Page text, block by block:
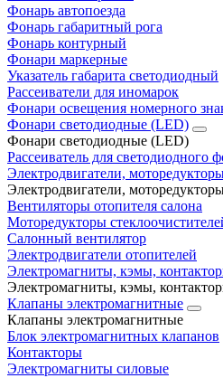
Фонарь автопоезда
Фонарь габаритный рога
Фонарь контурный
Фонари маркерные
Указатель габарита светодиодный
Рассеиватели для иномарок
Фонари освещения номерного
Фонари светодиодные (LED)
Фонари светодиодные (LED)
Рассеиватель для светодиодного
Электродвигатели,
Электродвигатели,
Вентиляторы отопителя салона
Моторедукторы
Салонный вентилятор
Электродвигатели отопителей
Электромагниты, кэмы,
Электромагниты, кэмы,
Клапаны электромагнитные
Клапаны электромагнитные
Блок электромагнитных клапанов
Контакторы
Электромагниты силовые